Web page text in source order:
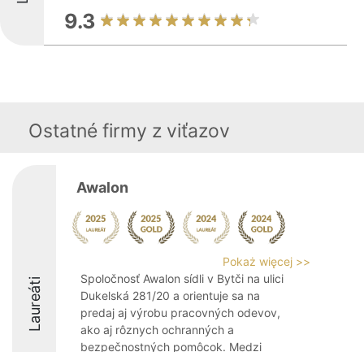
9.3
Ostatné firmy z viťazov
Laureáti
Awalon
Pokaż więcej >>
Spoločnosť Awalon sídli v Bytči na ulici
Dukelská 281/20 a orientuje sa na
predaj aj výrobu pracovných odevov,
ako aj rôznych ochranných a
bezpečnostných pomôcok. Medzi